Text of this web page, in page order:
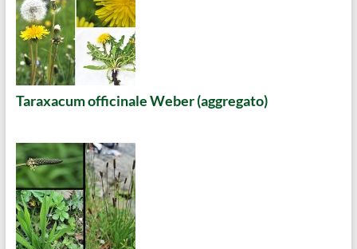
Taraxacum officinale Weber (aggregato)